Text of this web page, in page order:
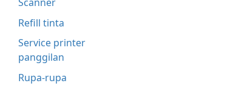
Refill tinta
Service printer
panggilan
Rupa-rupa